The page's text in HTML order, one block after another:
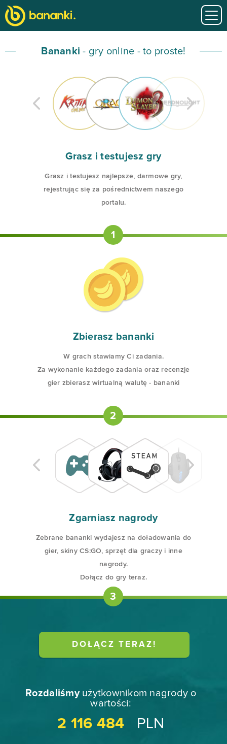
Bananki- gry online - to proste!
Grasz i testujesz gry
Grasz i testujesz najlepsze, darmowe gry,
rejestrując się za pośrednictwem naszego
portalu.
1
Zbierasz bananki
W grach stawiamy Ci zadania.
Za wykonanie każdego zadania oraz recenzje
gier zbierasz wirtualną walutę - bananki
2
Zgarniasz nagrody
Zebrane bananki wydajesz na doładowania do
gier, skiny CS:GO, sprzęt dla graczy i inne
nagrody.
Dołącz do gry teraz.
3
DOŁĄCZ TERAZ!
Rozdaliśmyużytkownikom nagrody o
wartości:
2 116 484 PLN